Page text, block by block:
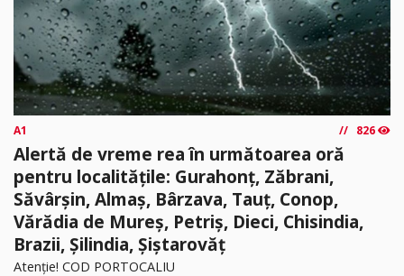
A1 826
Alertă de vreme rea în următoarea oră
pentru localitățile: Gurahonț, Zăbrani,
Săvârșin, Almaș, Bârzava, Tauț, Conop,
Vărădia de Mureș, Petriș, Dieci, Chisindia,
Brazii, Șilindia, Șiștarovăț
Atenție! COD PORTOCALIU